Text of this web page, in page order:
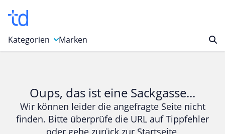
Kategorien
Bücher & Magazine
Computer & Elektronik
Marken
Oups, das ist eine Sackgasse...
Wir können leider die angefragte Seite nicht
finden. Bitte überprüfe die URL auf Tippfehler
oder gehe zurück zur Startseite.